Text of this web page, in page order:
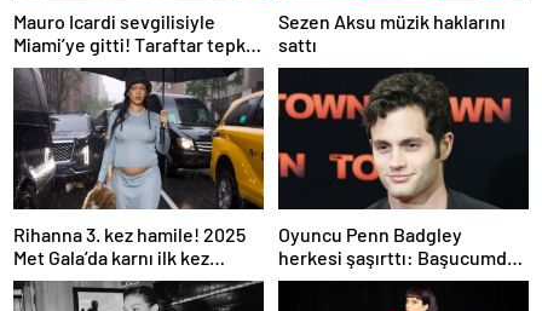
Mauro Icardi sevgilisiyle
Miami’ye gitti! Taraftar tepki
gösterdi
Sezen Aksu müzik haklarını
sattı
Rihanna 3. kez hamile! 2025
Met Gala’da karnı ilk kez
görüntülendi
Oyuncu Penn Badgley
herkesi şaşırttı: Başucumda
Kur’an-ı Kerim var